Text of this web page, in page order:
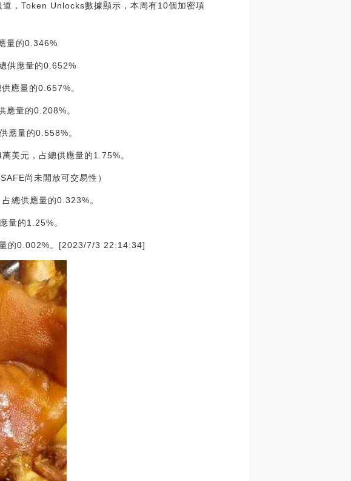
，Token Unlocks數據顯示，本周有10個加密項
量的0.346%
供應量的0.652%
應量的0.657%。
量的0.208%。
應量的0.558%。
美元，占總供應量的1.75%。
尚未開放可交易性）
總供應量的0.323%。
量的1.25%。
的0.002%。[2023/7/3 22:14:34]